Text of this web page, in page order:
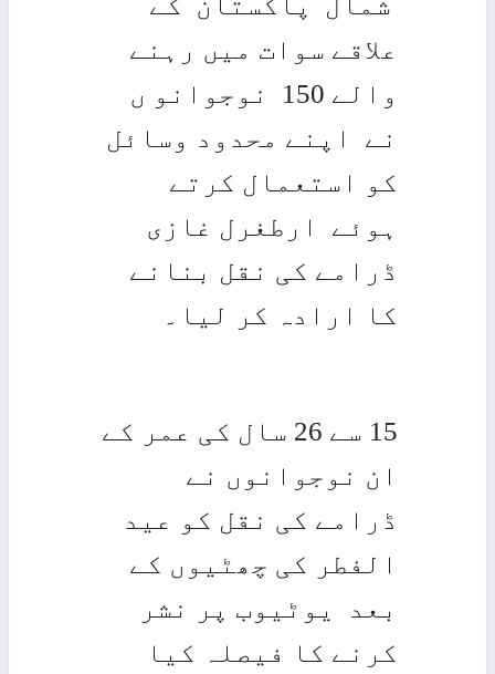
علاقے سوات میں رہنے
والے 150 نوجوانو ں
نے اپنے محدود وسائل
کو استعمال کرتے
ہوئے ارطغرل غازی
ڈرامے کی نقل بنانے
کا ارادہ کر لیا۔
15 سے 26 سال کی عمر کے
ان نوجوانوں نے
ڈرامے کی نقل کو عید
الفطر کی چھٹیوں کے
بعد یوٹیوب پر نشر
کرنے کا فیصلہ کیا